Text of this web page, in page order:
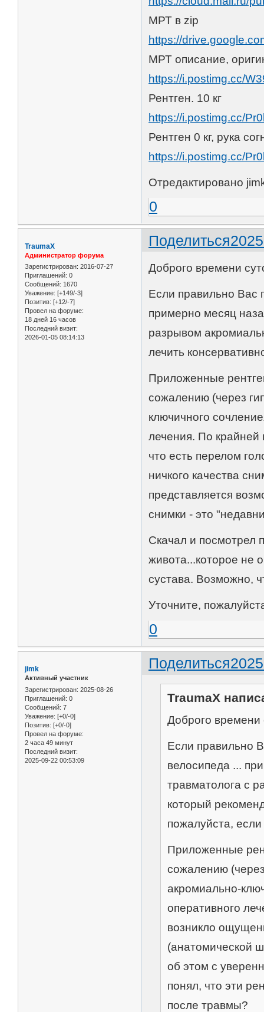
МРТ в zip
https://
МРТ описание,
https://i.postimg.cc/
Рентген. 10 кг
https://i.postimg.cc/
Рентген 0 кг, рука
https://i.postimg.cc/
Отредактировано
0
Поделиться
TraumaX
Администратор форума
Зарегистрирован: 2016-07-27
Приглашений: 0
Сообщений: 1670
Уважение: [+149/-3]
Позитив: [+12/-7]
Провел на форуме:
18 дней 16 часов
Последний визит:
2026-01-05 08:14:13
Доброго времени
Если правильно Вас
примерно месяц
разрывом
лечить
Приложенные
сожалению (через
ключичного
лечения. По
что есть перелом
ничкого качества
представляется
снимки - это
Скачал и посмотрел
живота...которое не
сустава. Возможно,
Уточните,
0
Поделиться
jimk
Активный участник
Зарегистрирован: 2025-08-26
Приглашений: 0
Сообщений: 7
Уважение: [+0/-0]
Позитив: [+0/-0]
Провел на форуме:
2 часа 49 минут
Последний визит:
2025-09-22 00:53:09
TraumaX
Доброго времени
Если правильно
велосипеда ...
травматолога с
который
пожалуйста,
Приложенные
сожалению
акромиально-
оперативного
возникло
(анатомической
об этом с
понял, что эти
после травмы?